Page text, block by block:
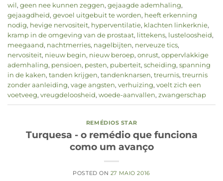
wil, geen nee kunnen zeggen, gejaagde ademhaling,
gejaagdheid, gevoel uitgebuit te worden, heeft erkenning
nodig, hevige nervositeit, hyperventilatie, klachten linkerknie,
kramp in de omgeving van de prostaat, littekens, lusteloosheid,
meegaand, nachtmerries, nagelbijten, nerveuze tics,
nervositeit, nieuw begin, nieuw beroep, onrust, oppervlakkige
ademhaling, pensioen, pesten, puberteit, scheiding, spanning
in de kaken, tanden krijgen, tandenknarsen, treurnis, treurnis
zonder aanleiding, vage angsten, verhuizing, voelt zich een
voetveeg, vreugdeloosheid, woede-aanvallen, zwangerschap
REMÉDIOS STAR
Turquesa - o remédio que funciona
como um avanço
POSTED ON 27 MAIO 2016